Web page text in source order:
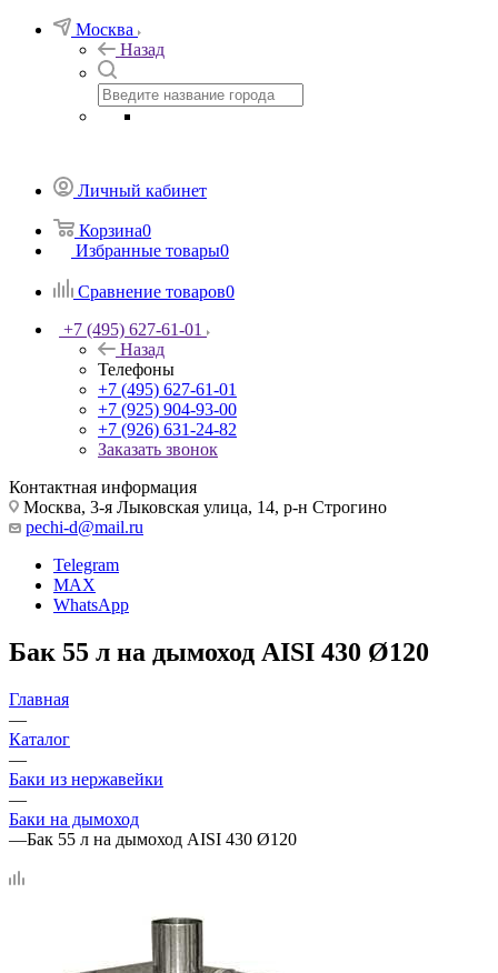
Москва
Назад
Личный кабинет
Корзина0
Избранные товары0
Сравнение товаров0
+7 (495) 627-61-01
Назад
Телефоны
+7 (495) 627-61-01
+7 (925) 904-93-00
+7 (926) 631-24-82
Заказать звонок
Контактная информация
Москва, 3-я Лыковская улица, 14, р-н Строгино
pechi-d@mail.ru
Telegram
MAX
WhatsApp
Бак 55 л на дымоход AISI 430 Ø120
Главная
—
Каталог
—
Баки из нержавейки
—
Баки на дымоход
—Бак 55 л на дымоход AISI 430 Ø120